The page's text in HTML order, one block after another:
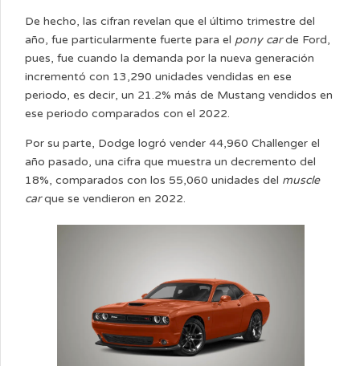
De hecho, las cifran revelan que el último trimestre del
año, fue particularmente fuerte para el pony carde Ford,
pues, fue cuando la demanda por la nueva generación
incrementó con 13,290 unidades vendidas en ese
periodo, es decir, un 21.2% más de Mustang vendidos en
ese periodo comparados con el 2022.
Por su parte, Dodge logró vender 44,960 Challenger el
año pasado, una cifra que muestra un decremento del
18%, comparados con los 55,060 unidades del muscle
carque se vendieron en 2022.